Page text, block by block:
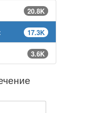
20.8K
17.3K
3.6K